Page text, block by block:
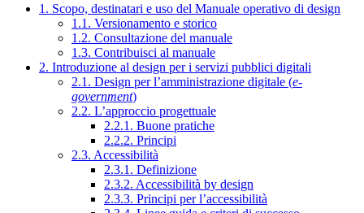
1. Scopo, destinatari e uso del Manuale operativo di design
1.1. Versionamento e storico
1.2. Consultazione del manuale
1.3. Contribuisci al manuale
2. Introduzione al design per i servizi pubblici digitali
2.1. Design per l’amministrazione digitale (e-
government)
2.2. L’approccio progettuale
2.2.1. Buone pratiche
2.2.2. Principi
2.3. Accessibilità
2.3.1. Definizione
2.3.2. Accessibilità by design
2.3.3. Principi per l’accessibilità